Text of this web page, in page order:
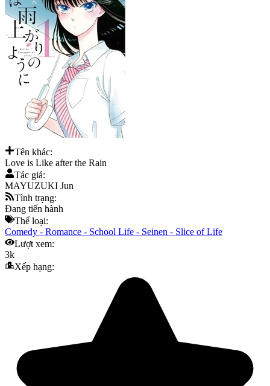
Tên khác:
Love is Like after the Rain
Tác giả:
MAYUZUKI Jun
Tình trạng:
Đang tiến hành
Thể loại:
Comedy - Romance - School Life - Seinen - Slice of Life
Lượt xem:
3k
Xếp hạng: